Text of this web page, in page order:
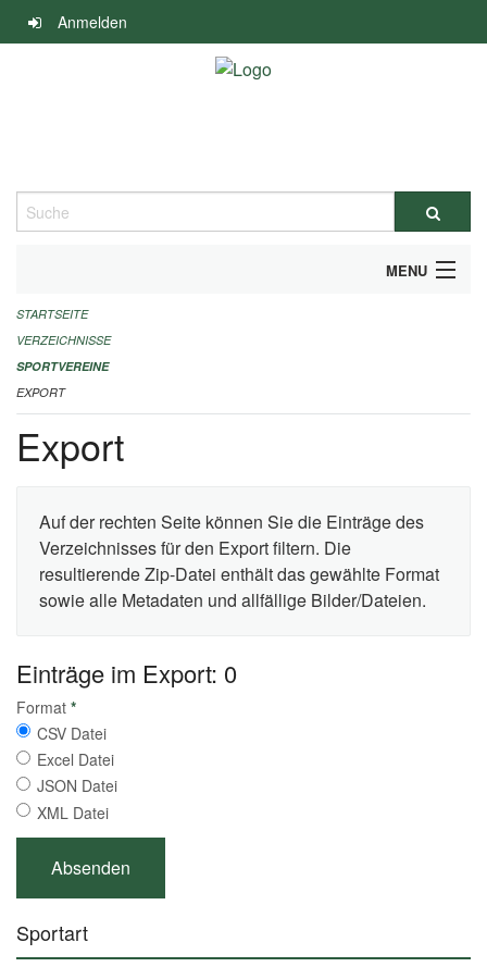
Navigation
überspringen
Anmelden
Suche
MENU
ALLGEMEINE INFORMATIONEN
FINANZIELLE UNTERSTÜTZUNG BENÖTIGT?
KONTAKT
STARTSEITE
VERZEICHNISSE
SPORTVEREINE
EXPORT
Export
Auf der rechten Seite können Sie die Einträge des
Verzeichnisses für den Export filtern. Die
resultierende Zip-Datei enthält das gewählte Format
sowie alle Metadaten und allfällige Bilder/Dateien.
Einträge im Export: 0
Format *
CSV Datei
Excel Datei
JSON Datei
XML Datei
Sportart